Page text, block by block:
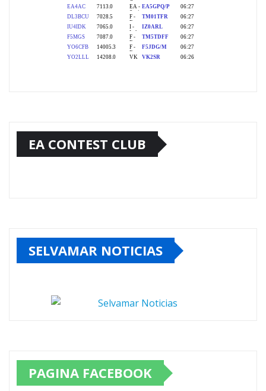
EA CONTEST CLUB
SELVAMAR NOTICIAS
PAGINA FACEBOOK